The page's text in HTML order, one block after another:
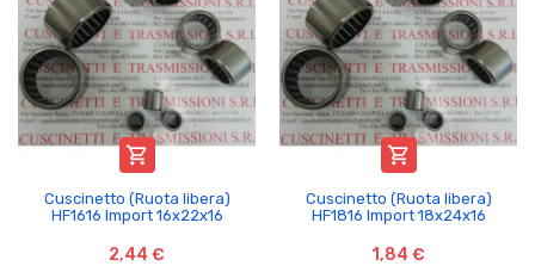

Cuscinetto (Ruota libera)
HF1616 Import 16x22x16
2,44 €

Cuscinetto (Ruota libera)
HF1816 Import 18x24x16
1,84 €